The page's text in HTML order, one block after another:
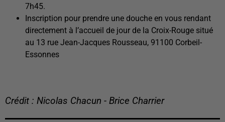
7h45.
Inscription pour prendre une douche en vous rendant
directement à l’accueil de jour de la Croix-Rouge situé
au 13 rue Jean-Jacques Rousseau, 91100 Corbeil-
Essonnes
Crédit : Nicolas Chacun - Brice Charrier